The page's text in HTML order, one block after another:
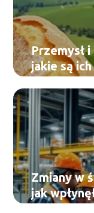
Przemysł
jakie są
Zmiany w
jak